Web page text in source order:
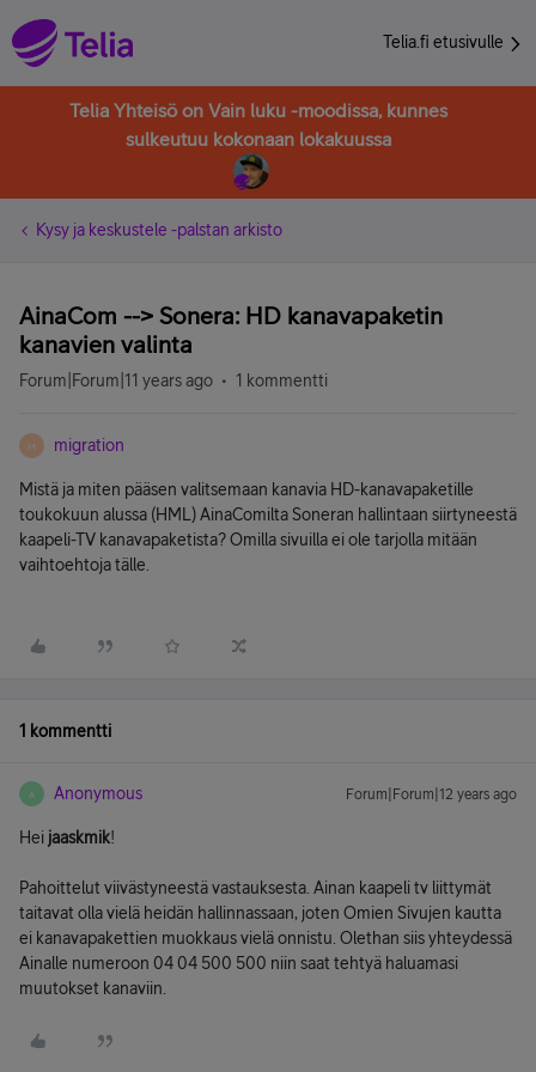
Telia.fi etusivulle
Telia Yhteisö on Vain luku -moodissa, kunnes
sulkeutuu kokonaan lokakuussa
Kysy ja keskustele -palstan arkisto
AinaCom --> Sonera: HD kanavapaketin
kanavien valinta
Forum|Forum|11 years ago 1 kommentti
M migration
Mistä ja miten pääsen valitsemaan kanavia HD-kanavapaketille
toukokuun alussa (HML) AinaComilta Soneran hallintaan siirtyneestä
kaapeli-TV kanavapaketista? Omilla sivuilla ei ole tarjolla mitään
vaihtoehtoja tälle.
1 kommentti
A Anonymous Forum|Forum|12 years ago
Hei jaaskmik!
Pahoittelut viivästyneestä vastauksesta. Ainan kaapeli tv liittymät
taitavat olla vielä heidän hallinnassaan, joten Omien Sivujen kautta
ei kanavapakettien muokkaus vielä onnistu. Olethan siis yhteydessä
Ainalle numeroon 04 04 500 500 niin saat tehtyä haluamasi
muutokset kanaviin.